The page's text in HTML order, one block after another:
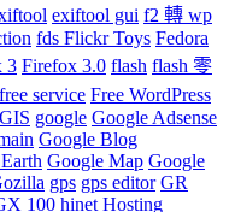
exiftool gui f2 轉 wp
fds Flickr Toys Fedora
3 Firefox 3.0 flash flash 零
free service Free WordPress
GIS google Google Adsense
Google Blog
Google Map Google
gps gps editor GR
100 hinet Hosting